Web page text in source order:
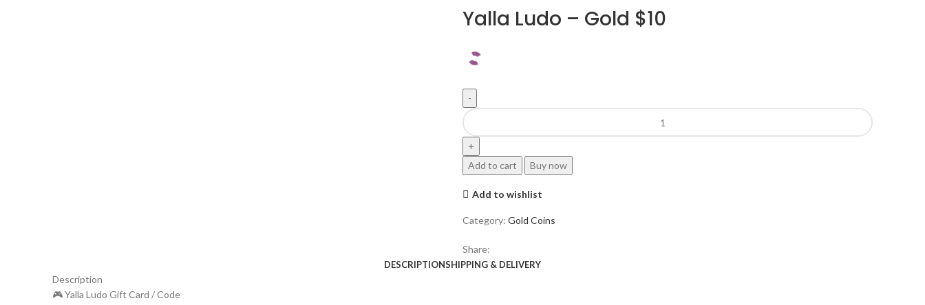
Yalla Ludo – Gold $10
Add to cart Buy now
Add to wishlist
Category: Gold Coins
Share:
DESCRIPTIONSHIPPING & DELIVERY
Description
🎮 Yalla Ludo Gift Card / Code